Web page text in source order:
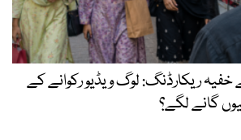
ریکارڈنگ: لوگ ویڈیو رکوانے کے
گانے لگے؟